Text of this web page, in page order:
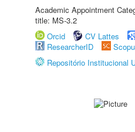
Academic Appointment
title: MS-3.2
Orcid
CV Lattes
ResearcherID
Repositório Institucional